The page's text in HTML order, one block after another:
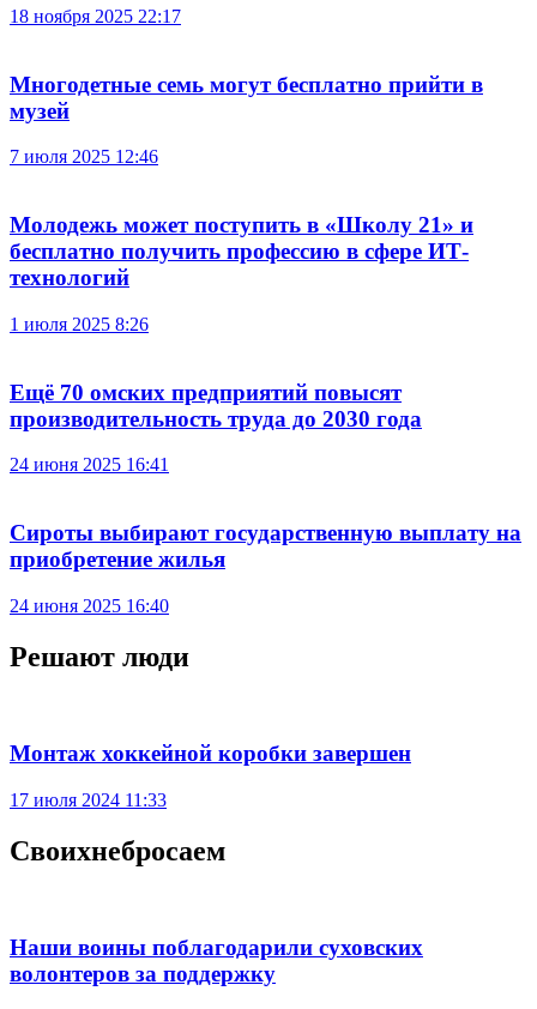
18 ноября 2025 22:17
Многодетные семь могут бесплатно прийти в
музей
7 июля 2025 12:46
Молодежь может поступить в «Школу 21» и
бесплатно получить профессию в сфере ИТ-
технологий
1 июля 2025 8:26
Ещё 70 омских предприятий повысят
производительность труда до 2030 года
24 июня 2025 16:41
Сироты выбирают государственную выплату на
приобретение жилья
24 июня 2025 16:40
Решают люди
Монтаж хоккейной коробки завершен
17 июля 2024 11:33
Своихнебросаем
Наши воины поблагодарили суховских
волонтеров за поддержку